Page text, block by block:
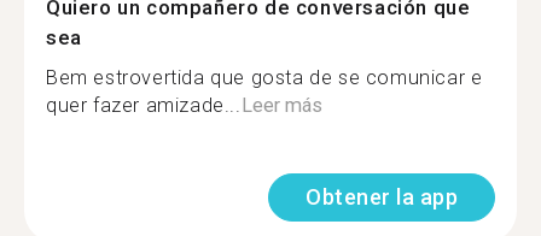
Quiero un compañero de conversación que
sea
Bem estrovertida que gosta de se comunicar e
quer fazer amizade...Leer más
Obtener la app